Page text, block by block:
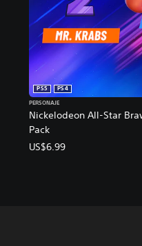
Nickelodeon All-Star
Pack
PS5
PS4
PERSONAJE
US$6.99